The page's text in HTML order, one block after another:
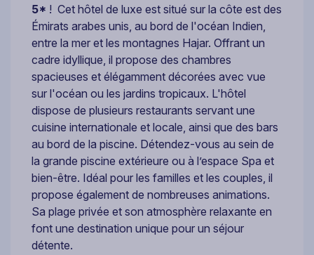
5* ! Cet hôtel de luxe est situé sur la côte est des
Émirats arabes unis, au bord de l'océan Indien,
entre la mer et les montagnes Hajar. Offrant un
cadre idyllique, il propose des chambres
spacieuses et élégamment décorées avec vue
sur l'océan ou les jardins tropicaux. L'hôtel
dispose de plusieurs restaurants servant une
cuisine internationale et locale, ainsi que des bars
au bord de la piscine. Détendez-vous au sein de
la grande piscine extérieure ou à l’espace Spa et
bien-être. Idéal pour les familles et les couples, il
propose également de nombreuses animations.
Sa plage privée et son atmosphère relaxante en
font une destination unique pour un séjour
détente.